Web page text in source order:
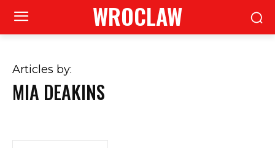
WROCLAW
Articles by:
MIA DEAKINS